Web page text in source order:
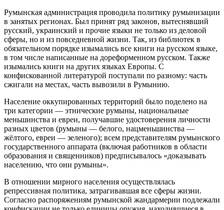
Румынская администрация проводила политику румынизации
в занятых регионах. Был принят ряд законов, вытеснявший
русский, украинский и прочие языки не только из деловой
сферы, но и из повседневной жизни. Так, из библиотек в
обязательном порядке изымались все книги на русском языке,
в том числе написанные на дореформенном русском. Также
изымались книги на других языках Европы. С
конфискованной литературой поступали по разному: часть
сжигали на местах, часть вывозили в Румынию.
Население оккупированных территорий было поделено на
три категории — этнические румыны, национальные
меньшинства и евреи, получавшие удостоверения личности
разных цветов (румыны — белого, нацменьшинства —
жёлтого, евреи — зеленого); всем представителям румынского
государственного аппарата (включая работников в области
образования и священников) предписывалось «доказывать
населению, что они румыны».
В отношении мирного населения осуществлялась
репрессивная политика, затрагивавшая все сферы жизни.
Согласно распоряжениям румынской жандармерии подлежали